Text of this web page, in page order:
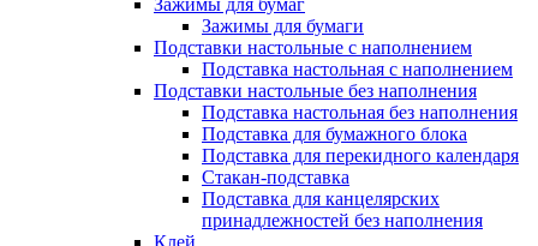
Зажимы для бумаг
Зажимы для бумаги
Подставки настольные с наполнением
Подставка настольная с наполнением
Подставки настольные без наполнения
Подставка настольная без наполнения
Подставка для бумажного блока
Подставка для перекидного календаря
Стакан-подставка
Подставка для канцелярских
принадлежностей без наполнения
Клей